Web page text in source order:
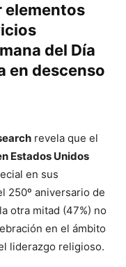
elementos
del Día
en descenso
revela que el
Estados Unidos
en sus
250º aniversario de
otra mitad (47%) no
en el ámbito
liderazgo religioso.